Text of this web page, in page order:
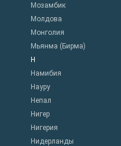
Мозамбик
Молдова
Монголия
Мьянма (Бирма)
Н
Намибия
Науру
Непал
Нигер
Нигерия
Нидерланды